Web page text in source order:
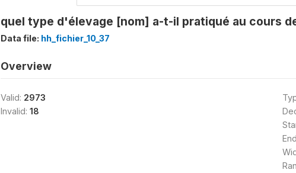
quel type d'élevage [nom] a-t-il pratiqué au cours
Data file: hh_fichier_10_37
Overview
Valid: 2973
Invalid: 18